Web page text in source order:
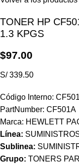
TONER HP
1.3 KPGS
$97.00
S/ 339.50
Código Interno:
PartNumber: CF501A
Marca: HEWLETT
Línea:
Sublinea:
Grupo: TONERS